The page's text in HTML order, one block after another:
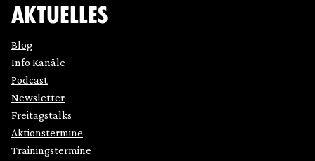
AKTUELLES
Blog
Info Kanäle
Podcast
Newsletter
Freitagstalks
Aktionstermine
Trainingstermine